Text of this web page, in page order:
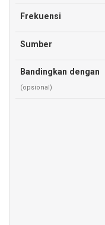
Frekuensi
Sumber
Bandingkan dengan
(opsional)